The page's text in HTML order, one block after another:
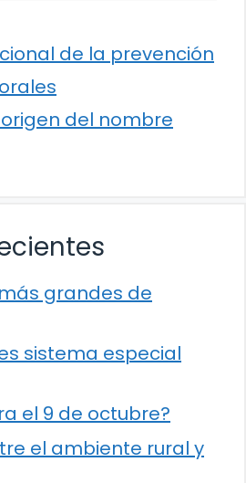
de la prevención
del nombre
grandes de
sistema especial
el 9 de octubre?
el ambiente rural y